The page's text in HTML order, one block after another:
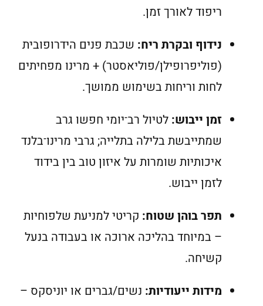
ריפוד לאורך זמן.
נידוף ובקרת ריח: שכבת פנים הידרופובית
(פוליפרופילן/פוליאסטר) + מרינו מפחיתים
לחות וריחות בשימוש ממושך.
זמן ייבוש: לטיול רב־יומי חפשו גרב
שמתייבשת בלילה בתלייה; גרבי מרינו־בלנד
איכותיות שומרות על איזון טוב בין בידוד
לזמן ייבוש.
תפר בוהן שטוח: קריטי למניעת שלפוחיות
– במיוחד בהליכה ארוכה או בעבודה בנעל
קשיחה.
מידות ייעודיות: נשים/גברים או יוניסקס –